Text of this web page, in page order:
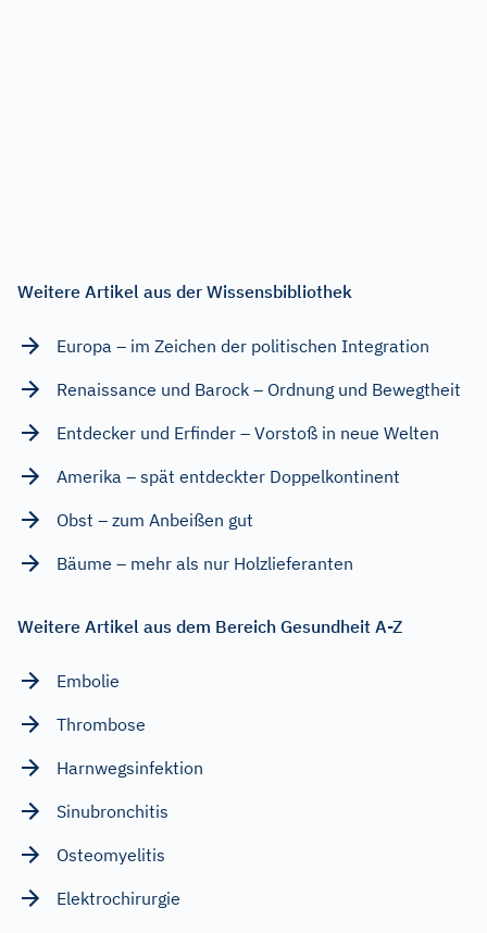
Weitere Artikel aus der Wissensbibliothek
Europa – im Zeichen der politischen Integration
Renaissance und Barock – Ordnung und Bewegtheit
Entdecker und Erfinder – Vorstoß in neue Welten
Amerika – spät entdeckter Doppelkontinent
Obst – zum Anbeißen gut
Bäume – mehr als nur Holzlieferanten
Weitere Artikel aus dem Bereich Gesundheit A-Z
Embolie
Thrombose
Harnwegsinfektion
Sinubronchitis
Osteomyelitis
Elektrochirurgie